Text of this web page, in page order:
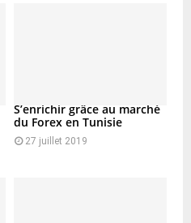
S’enrichir grâce au marché
du Forex en Tunisie
27 juillet 2019